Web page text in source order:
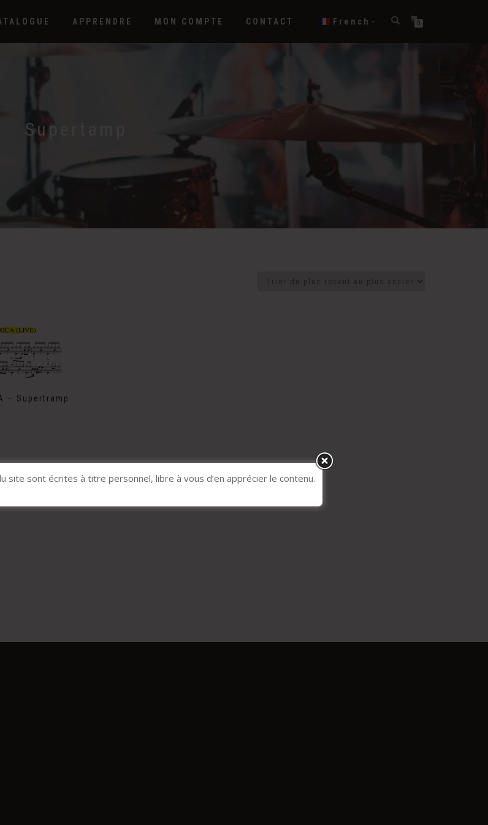
APPRENDRE MON COMPTE CONTACT French 0
Supertamp
– Supertramp
sont écrites à titre personnel, libre à vous d’en apprécier le contenu.